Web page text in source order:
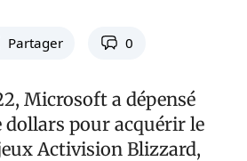
Partager 0
Microsoft a dépensé
dollars pour acquérir le
Activision Blizzard,